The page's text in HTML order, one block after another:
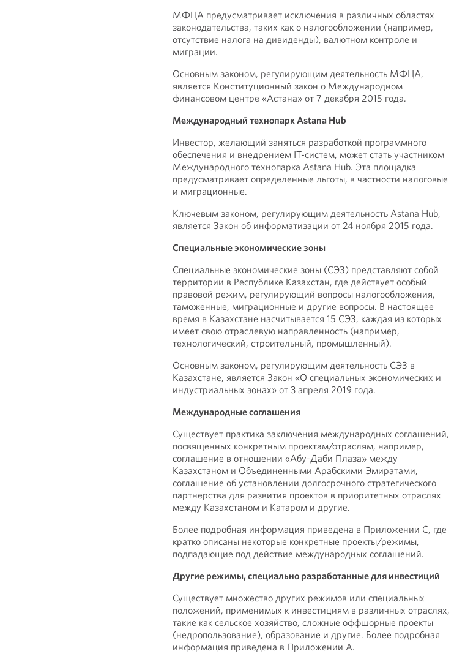
МФЦА предусматривает исключения в различных областях
законодательства, таких как о налогообложении (например,
отсутствие налога на дивиденды), валютном контроле и
миграции.
Основным законом, регулирующим деятельность МФЦА,
является Конституционный закон о Международном
финансовом центре «Астана» от 7 декабря 2015 года.
Международный технопарк Astana Hub
Инвестор, желающий заняться разработкой программного
обеспечения и внедрением IT-систем, может стать участником
Международного технопарка Astana Hub. Эта площадка
предусматривает определенные льготы, в частности налоговые
и миграционные.
Ключевым законом, регулирующим деятельность Astana Hub,
является Закон об информатизации от 24 ноября 2015 года.
Специальные экономические зоны
Специальные экономические зоны (СЭЗ) представляют собой
территории в Республике Казахстан, где действует особый
правовой режим, регулирующий вопросы налогообложения,
таможенные, миграционные и другие вопросы. В настоящее
время в Казахстане насчитывается 15 СЭЗ, каждая из которых
имеет свою отраслевую направленность (например,
технологический, строительный, промышленный).
Основным законом, регулирующим деятельность СЭЗ в
Казахстане, является Закон «О специальных экономических и
индустриальных зонах» от 3 апреля 2019 года.
Международные соглашения
Существует практика заключения международных соглашений,
посвященных конкретным проектам/отраслям, например,
соглашение в отношении «Абу-Даби Плаза» между
Казахстаном и Объединенными Арабскими Эмиратами,
соглашение об установлении долгосрочного стратегического
партнерства для развития проектов в приоритетных отраслях
между Казахстаном и Катаром и другие.
Более подробная информация приведена в Приложении C, где
кратко описаны некоторые конкретные проекты/режимы,
подпадающие под действие международных соглашений.
Другие режимы, специально разработанные для инвестиций
Существует множество других режимов или специальных
положений, применимых к инвестициям в различных отраслях,
такие как сельское хозяйство, сложные оффшорные проекты
(недропользование), образование и другие. Более подробная
информация приведена в Приложении А.